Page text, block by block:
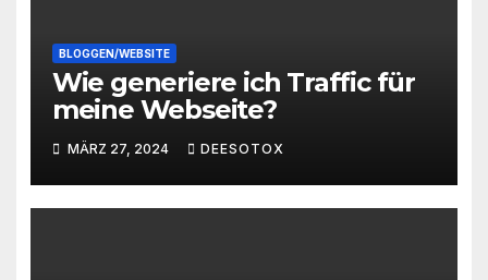
BLOGGEN/WEBSITE
Wie generiere ich Traffic für
meine Webseite?
MÄRZ 27, 2024 DEESOTOX